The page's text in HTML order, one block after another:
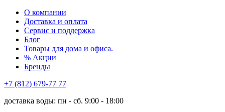
О компании
Доставка и оплата
Сервис и поддержка
Блог
Товары для дома и офиса.
% Акции
Бренды
+7 (812) 679-77 77
доставка воды: пн - сб. 9:00 - 18:00